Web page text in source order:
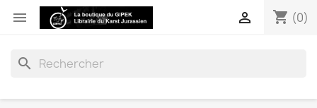
 shopping_cart (0)

search